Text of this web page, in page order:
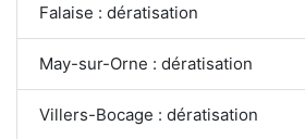
Falaise : dératisation
May-sur-Orne : dératisation
Villers-Bocage : dératisation